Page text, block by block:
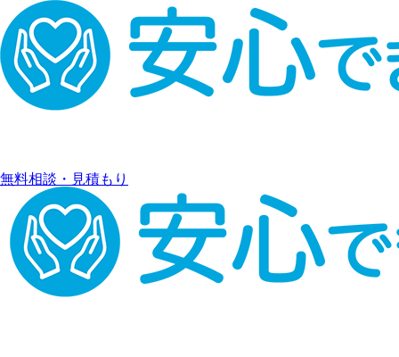
無料相談・見積もり